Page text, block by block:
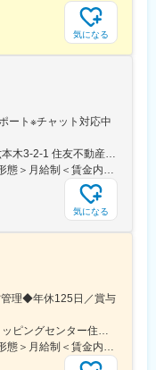
気になる
ート※チャット対応中
＜勤務地詳細＞本社住所：東京都港区六本木3-2-1 住友不動産六本木グランドタワー勤務地最寄駅：東京メトロ南北線／六本木一丁目駅受動喫煙対策：屋内全面禁煙変更の範囲：会社の定める事業所（リモートワーク含む）
＜予定年収＞406万円～602万円＜賃金形態＞月給制＜賃金内訳＞月額（基本給）：212,480円～315,200円その他固定手当/月：5,000円固定残業手当/月：77,520円～114,800円（固定残業時間45時間0分/月）超過した時間外労働の残業手当は追加支給＜月給＞295,000円～435,000円（一律手当を含む）＜昇給有無＞有＜残業手当＞有賃金はあくまでも目安の金額であり、選考を通じて上下する可能性があります。月給(月額)は固定手当を含めた表記です。
気になる
管理◆年休125日／賞与
＜勤務地詳細＞全国の各事業部・各ショッピングセンター住所：千葉県千葉市美浜区中瀬1-5-1イオンタワー10F（本社所在地） 受動喫煙対策：敷地内全面禁煙変更の範囲：会社の定める事業所
＜予定年収＞473万円～860万円＜賃金形態＞月給制＜賃金内訳＞月額（基本給）：296,000円～516,000円＜月給＞296,000円～516,000円＜昇給有無＞有＜残業手当＞有＜給与補足＞■予定年収はあくまでも目安の金額であり、選考を通じて上下する可能性があります。■予定年収は全国転勤可能な場合の目安です。■賞与：平均年4.2か月分程度■管理監督者として採用された場合、「時間外勤務手当」「休日勤務手当」の対象外となります。賃金はあくまでも目安の金額であり、選考を通じて上下する可能性があります。月給(月額)は固定手当を含めた表記です。